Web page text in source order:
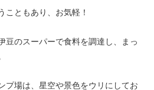
こともあり、お気軽！
豆のスーパーで食料を調達し、まっ
プ場は、星空や景色をウリにしてお